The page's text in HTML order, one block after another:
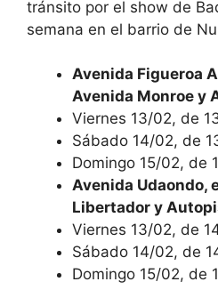
tránsito por el show de
semana en el barrio de
Avenida Figueroa
Avenida Monroe y
Viernes 13/02, de
Sábado 14/02, de
Domingo 15/02, de
Avenida Udaondo,
Libertador y
Viernes 13/02, de
Sábado 14/02, de
Domingo 15/02, de